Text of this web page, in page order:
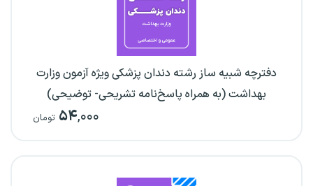
دفترچه شبیه ساز رشته دندان پزشکی ویژه آزمون وزارت
بهداشت (به همراه پاسخ‌نامه تشریحی- توضیحی)
۵۴,۰۰۰ تومان